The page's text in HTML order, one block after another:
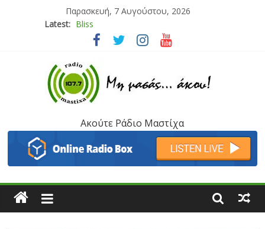
Παρασκευή, 7 Αυγούστου, 2026
Latest: Bliss
Μάνος Τρυπιάς & Γιώργος Στρατάκης
Ιορδάνης Αγαπητός
Μαριάννα Μασάδη
Τάνια Μπρεάζου
Ακούτε Ράδιο Μαστίχα